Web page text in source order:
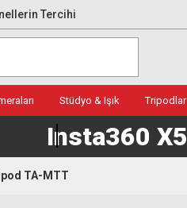
Tercihi
Stüdyo & Işık Tripodlar
Insta360 X5
TA-MTT